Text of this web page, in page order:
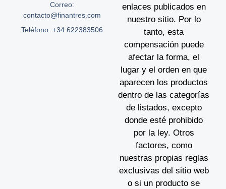
enlaces publicados en
nuestro sitio. Por lo
tanto, esta
compensación puede
afectar la forma, el
lugar y el orden en que
aparecen los productos
dentro de las categorías
de listados, excepto
donde esté prohibido
por la ley. Otros
factores, como
nuestras propias reglas
exclusivas del sitio web
o si un producto se
Correo:
contacto@finantres.com
Teléfono: +34 622383506